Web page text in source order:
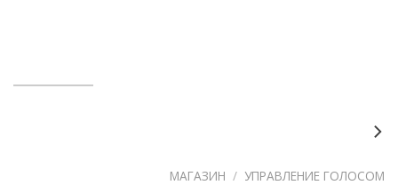
МАГАЗИН / УПРАВЛЕНИЕ ГОЛОСОМ